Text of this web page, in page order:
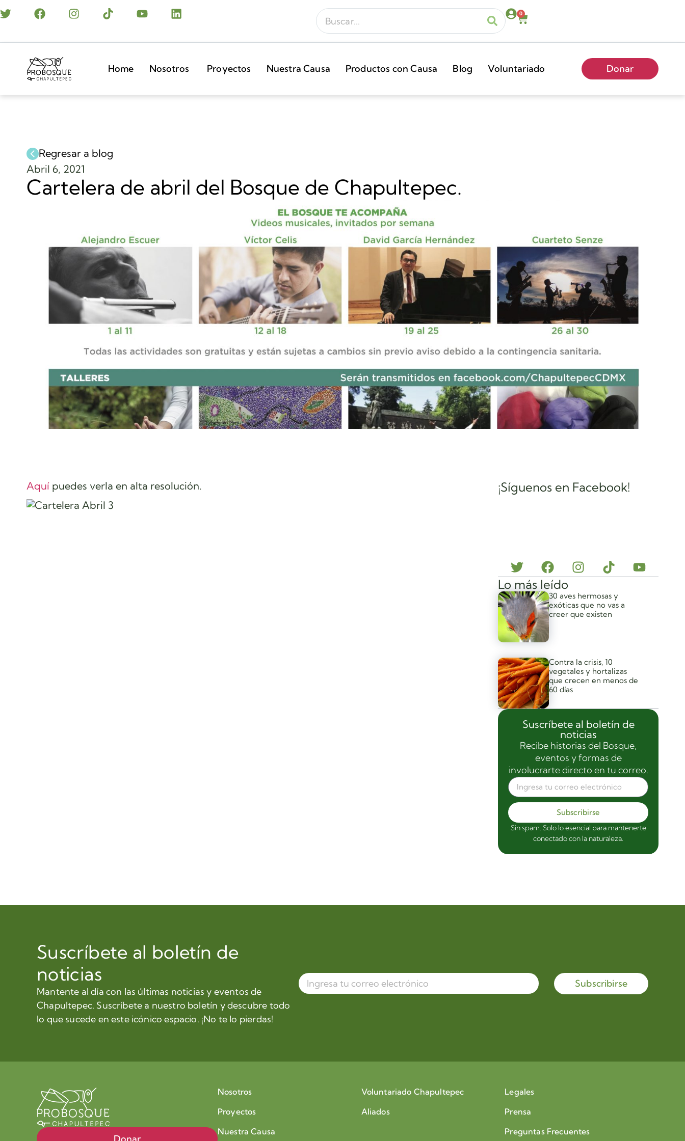
0
Home Nosotros Proyectos Nuestra Causa Productos con Causa Blog Voluntariado Donar
Regresar a blog
Abril 6, 2021
Cartelera de abril del Bosque de Chapultepec.
Aquí puedes verla en alta resolución. ¡Síguenos en Facebook!
Lo más leído
30 aves hermosas y
exóticas que no vas a
creer que existen
Contra la crisis, 10
vegetales y hortalizas
que crecen en menos de
60 días
Suscríbete al boletín de
noticias
Recibe historias del Bosque,
eventos y formas de
involucrarte directo en tu correo.
Subscribirse
Sin spam. Solo lo esencial para mantenerte
conectado con la naturaleza.
Suscríbete al boletín de
noticias
Mantente al día con las últimas noticias y eventos de
Chapultepec. Suscríbete a nuestro boletín y descubre todo
lo que sucede en este icónico espacio. ¡No te lo pierdas!
Subscribirse
Donar
Nosotros
Proyectos
Nuestra Causa
Voluntariado Chapultepec
Aliados
Legales
Prensa
Preguntas Frecuentes